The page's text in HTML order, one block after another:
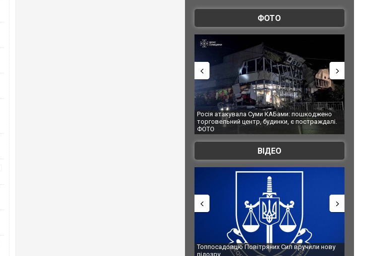
ФОТО
Росія атакувала Суми КАБами: пошкоджено
торговельний центр, будинки, є постраждалі.
ФОТО
під час
ВІДЕО
Топпосадовцю Повітряних Сил вручили нову
підозру